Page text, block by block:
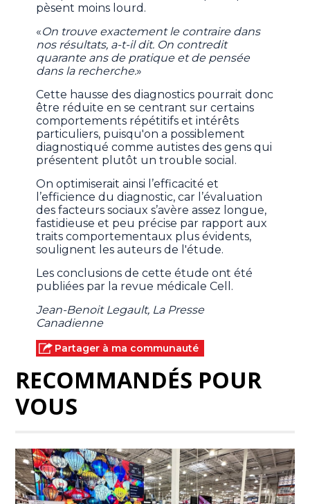
pèsent moins lourd.
«On trouve exactement le contraire dans
nos résultats, a-t-il dit. On contredit
quarante ans de pratique et de pensée
dans la recherche.»
Cette hausse des diagnostics pourrait donc
être réduite en se centrant sur certains
comportements répétitifs et intérêts
particuliers, puisqu'on a possiblement
diagnostiqué comme autistes des gens qui
présentent plutôt un trouble social.
On optimiserait ainsi l’efficacité et
l’efficience du diagnostic, car l’évaluation
des facteurs sociaux s’avère assez longue,
fastidieuse et peu précise par rapport aux
traits comportementaux plus évidents,
soulignent les auteurs de l'étude.
Les conclusions de cette étude ont été
publiées par la revue médicale Cell.
Jean-Benoit Legault, La Presse
Canadienne
Partager à ma communauté
RECOMMANDÉS POUR
VOUS